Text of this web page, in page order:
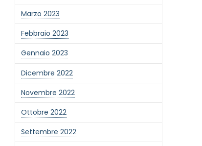
Marzo 2023
Febbraio 2023
Gennaio 2023
Dicembre 2022
Novembre 2022
Ottobre 2022
Settembre 2022